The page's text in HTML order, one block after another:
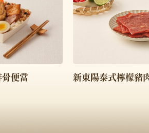
便當 新東陽泰式檸檬豬